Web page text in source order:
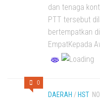
dan tenaga
PTT tersebut
bertempatkan
EmpatKepada
0
DAERAH / HST